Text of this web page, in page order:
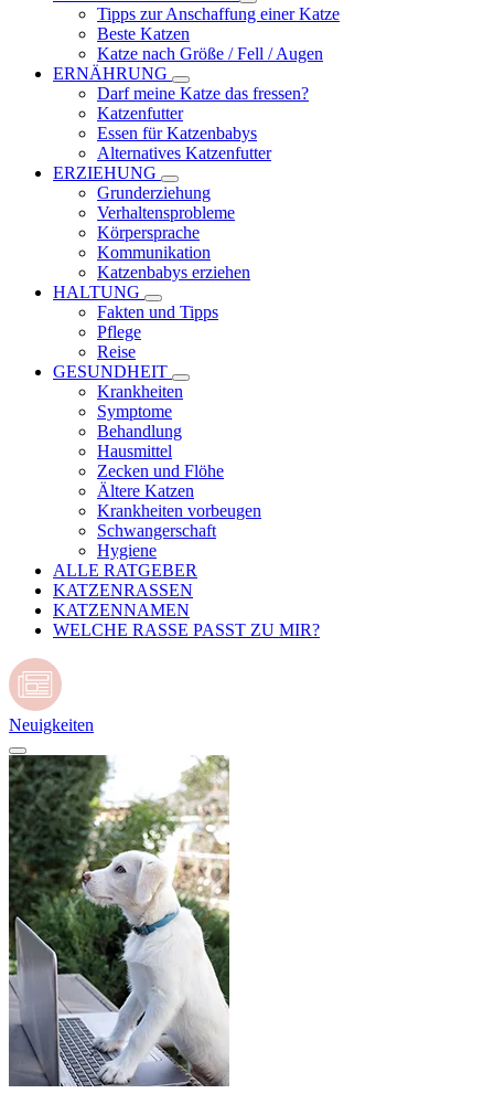
Tipps zur Anschaffung einer Katze
Beste Katzen
Katze nach Größe / Fell / Augen
ERNÄHRUNG
Darf meine Katze das fressen?
Katzenfutter
Essen für Katzenbabys
Alternatives Katzenfutter
ERZIEHUNG
Grunderziehung
Verhaltensprobleme
Körpersprache
Kommunikation
Katzenbabys erziehen
HALTUNG
Fakten und Tipps
Pflege
Reise
GESUNDHEIT
Krankheiten
Symptome
Behandlung
Hausmittel
Zecken und Flöhe
Ältere Katzen
Krankheiten vorbeugen
Schwangerschaft
Hygiene
ALLE RATGEBER
KATZENRASSEN
KATZENNAMEN
WELCHE RASSE PASST ZU MIR?
Neuigkeiten